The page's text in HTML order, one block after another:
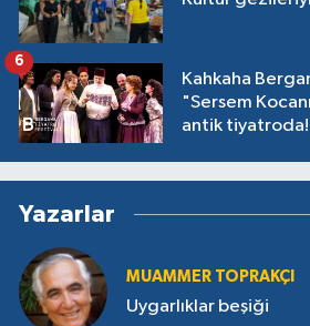
Kahkaha
"Sersem
antik tiyatroda!
6
Yazarlar
MUAMMER TOPRAKÇI
Uygarlıklar beşiği